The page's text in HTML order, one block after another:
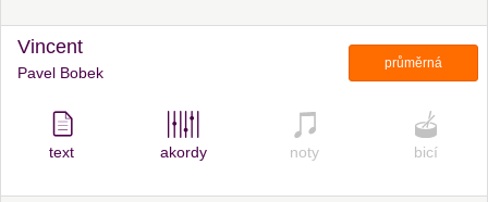
Vincent
Pavel Bobek
průměrná
text akordy noty bicí